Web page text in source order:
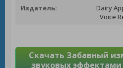
Издатель:
Dairy
Voice
Скачать Забавный
звуковых